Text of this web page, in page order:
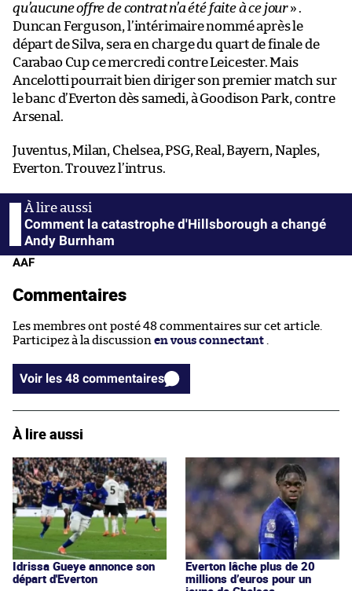
qu’aucune offre de contrat n’a été faite à ce jour» .
Duncan Ferguson, l’intérimaire nommé après le
départ de Silva, sera en charge du quart de finale de
Carabao Cup ce mercredi contre Leicester. Mais
Ancelotti pourrait bien diriger son premier match sur
le banc d’Everton dès samedi, à Goodison Park, contre
Arsenal.
Juventus, Milan, Chelsea, PSG, Real, Bayern, Naples,
Everton. Trouvez l’intrus.
Comment la catastrophe d'Hillsborough a changé
Andy Burnham
AAF
Commentaires
Les membres ont posté 48 commentaires sur cet article.
Participez à la discussion en vous connectant
Voir les 48 commentaires
À lire aussi
Idrissa Gueye annonce son
départ d'Everton
Everton lâche plus de 20
millions d’euros pour un